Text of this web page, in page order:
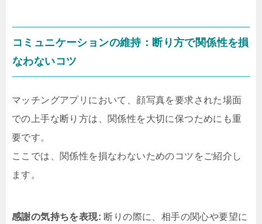
コミュニケーションの維持：断り方で関係性を損
なわないコツ
マッチングアプリにおいて、顔写真を要求された場面
での上手な断り方は、関係性を大切に保つためにも重
要です。
ここでは、関係性を損なわないためのコツをご紹介し
ます。
感謝の気持ちを表現: 断りの際に、相手の関心や要望に